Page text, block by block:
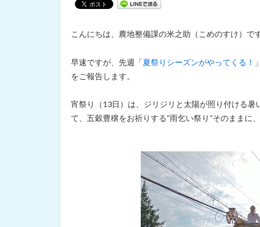
こんにちは、農地整備課の米之助（こめのすけ）です
早速ですが、先週「夏祭りシーズンがやってくる！
をご報告します。
宵祭り（13日）は、ジリジリと太陽が照り付ける
て、五穀豊穣をお祈りする“雨乞い祭り”そのままに